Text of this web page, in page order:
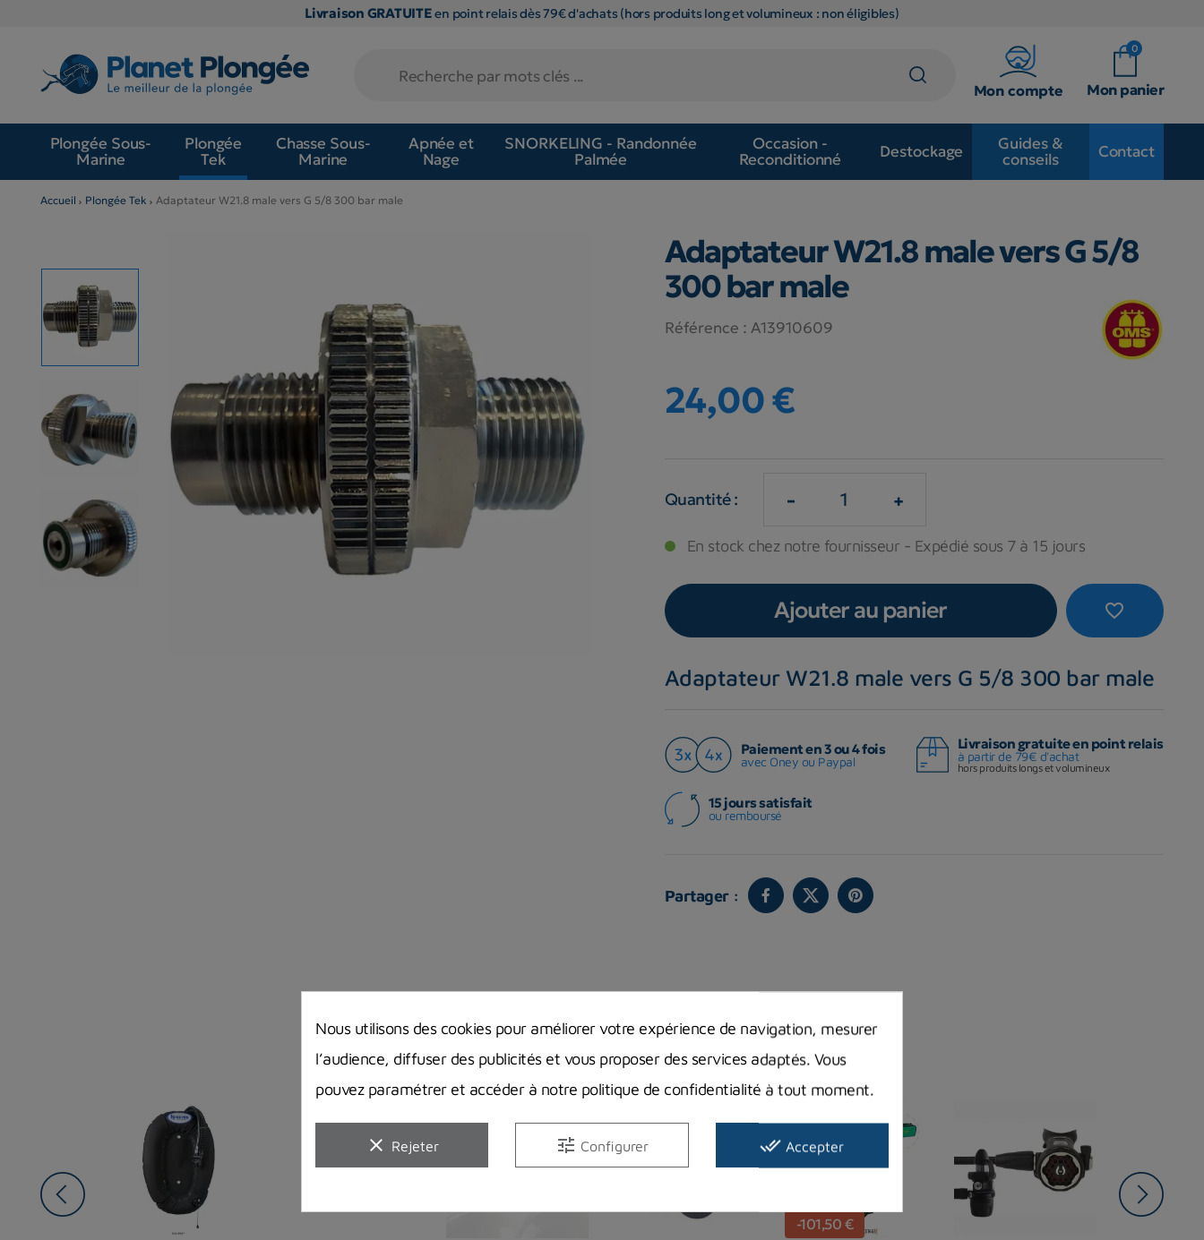
Livraison GRATUITEen point relais dès 79€ d'achats (hors produits long et volumineux : non éligibles)
Mon compte
0
Mon panier
Plongée Sous-
Marine
Plongée
Tek
Chasse Sous-
Marine
Apnée et
Nage
SNORKELING - Randonnée
Palmée
Occasion -
Reconditionné
Destockage
Guides &
conseils
Contact
Accueil Plongée Tek Adaptateur W21.8 male vers G 5/8 300 bar male
Adaptateur W21.8 male vers G 5/8
300 bar male
Référence : A13910609
24,00 €
Quantité : - +
En stock chez notre fournisseur - Expédié sous 7 à 15 jours
favorite_border
Ajouter au panier
Adaptateur W21.8 male vers G 5/8 300 bar male
Paiement en 3 ou 4 fois
avec Oney ou Paypal
Livraison gratuite en point relais
à partir de 79€ d'achat
hors produits longs et volumineux
15 jours satisfait
ou remboursé
Partager :
Vous aimerez aussi
-101,50 €
Nous utilisons des cookies pour améliorer votre expérience de navigation, mesurer
l’audience, diffuser des publicités et vous proposer des services adaptés. Vous
pouvez paramétrer et accéder à notre politique de confidentialité à tout moment.
clear Rejeter tune Configurer done_all Accepter